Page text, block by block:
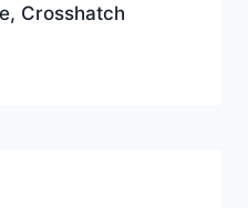
Crosshatch